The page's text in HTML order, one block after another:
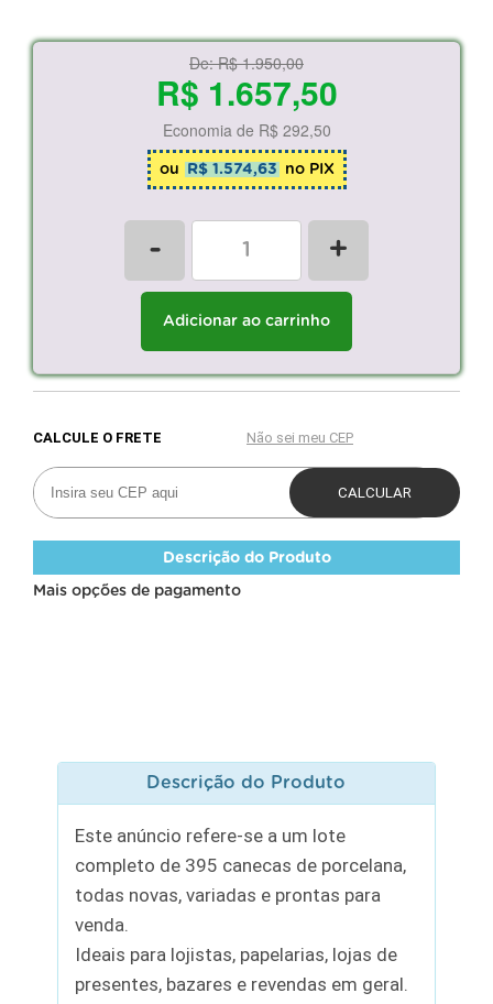
De:R$ 1.950,00
R$ 1.657,50
Economia de R$ 292,50
ou R$ 1.574,63 no PIX
- +
Adicionar ao carrinho
Descrição do Produto
Mais opções de pagamento
Descrição do Produto
Este anúncio refere-se a um lote
completo de 395 canecas de porcelana,
todas novas, variadas e prontas para
venda.
Ideais para lojistas, papelarias, lojas de
presentes, bazares e revendas em geral.